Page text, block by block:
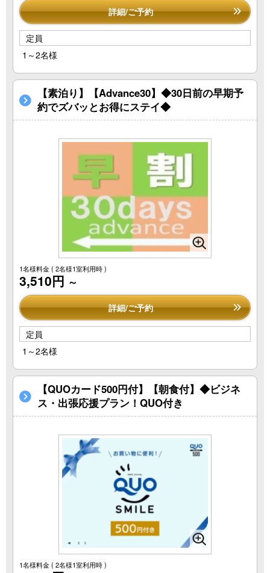
詳細/ご予約
定員
1～2名様
【素泊り】【Advance30】◆30日前の早期予
約でズバッとお得にステイ◆
1名様料金( 2名様1室利用時 )
3,510円 ～
詳細/ご予約
定員
1～2名様
【QUOカード500円付】【朝食付】◆ビジネ
ス・出張応援プラン！QUO付き
1名様料金( 2名様1室利用時 )